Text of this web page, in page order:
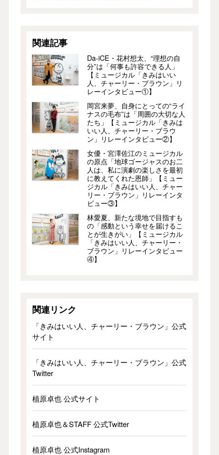
関連記事
Da-iCE・花村想太、“理想の自
分”は「何事も許容できる人」
【ミュージカル「きみはいい
人、チャーリー・ブラウン」リ
レーインタビュー①】
岡宮来夢、自身にとっての“ライ
ナスの毛布”は「周囲の大切な人
たち」【ミュージカル「きみは
いい人、チャーリー・ブラウ
ン」リレーインタビュー②】
女優・宮澤佐江のミュージカル
の原点「地球ゴージャスのお二
人は、私に演劇の楽しさを最初
に教えてくれた恩師」【ミュー
ジカル「きみはいい人、チャー
リー・ブラウン」リレーインタ
ビュー③】
林愛夏、新たな境地で目指すも
の「感動という幸せを届けるこ
とが生きがい」【ミュージカル
「きみはいい人、チャーリー・
ブラウン」リレーインタビュー
④】
関連リンク
「きみはいい人、チャーリー・ブラウン」公式
サイト
「きみはいい人、チャーリー・ブラウン」公式
Twitter
植原卓也 公式サイト
植原卓也＆STAFF 公式Twitter
植原卓也 公式Instagram